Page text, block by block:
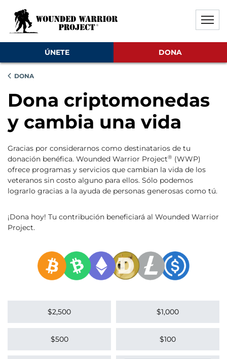
ÚNETE DONA
DONA
Dona criptomonedas
y cambia una vida
Gracias por considerarnos como destinatarios de tu
donación benéfica. Wounded Warrior Project® (WWP)
ofrece programas y servicios que cambian la vida de los
veteranos sin costo alguno para ellos. Sólo podemos
lograrlo gracias a la ayuda de personas generosas como tú.
¡Dona hoy! Tu contribución beneficiará al Wounded Warrior
Project.
Dona
$2,500 Dona
$1,000
Dona
$500 Dona
$100